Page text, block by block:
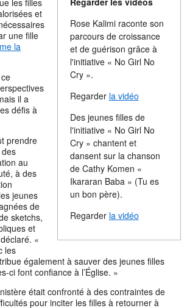
Rose Kalimi raconte son
parcours de croissance
et de guérison grâce à
l'initiative « No Girl No
Cry ».
Regarder la vidéo
Des jeunes filles de
l'initiative « No Girl No
Cry » chantent et
dansent sur la chanson
de Cathy Komen «
Ikararan Baba » (Tu es
un bon père).
Regarder la vidéo
les filles
et
une fille
la
il a
défis à
prendre
des
au
à des
jeunes
de
sketchs,
et
«
les
également à sauver des jeunes filles
ci font confiance à l’Église. »
était confronté à des contraintes de
pour inciter les filles à retourner à